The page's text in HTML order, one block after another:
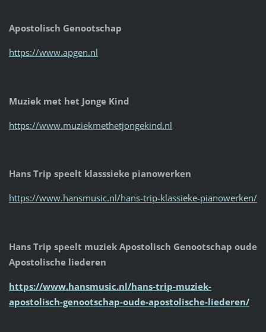
Apostolisch Genootschap
https://www.apgen.nl
Muziek met het Jonge Kind
https://www.muziekmethetjongekind.nl
Hans Trip speelt klasssieke pianowerken
https://www.hansmusic.nl/hans-trip-klassieke-pianowerken/
Hans Trip speelt muziek Apostolisch Genootschap oude
Apostolische liederen
https://www.hansmusic.nl/hans-trip-muziek-
apostolisch-genootschap-oude-apostolische-liederen/